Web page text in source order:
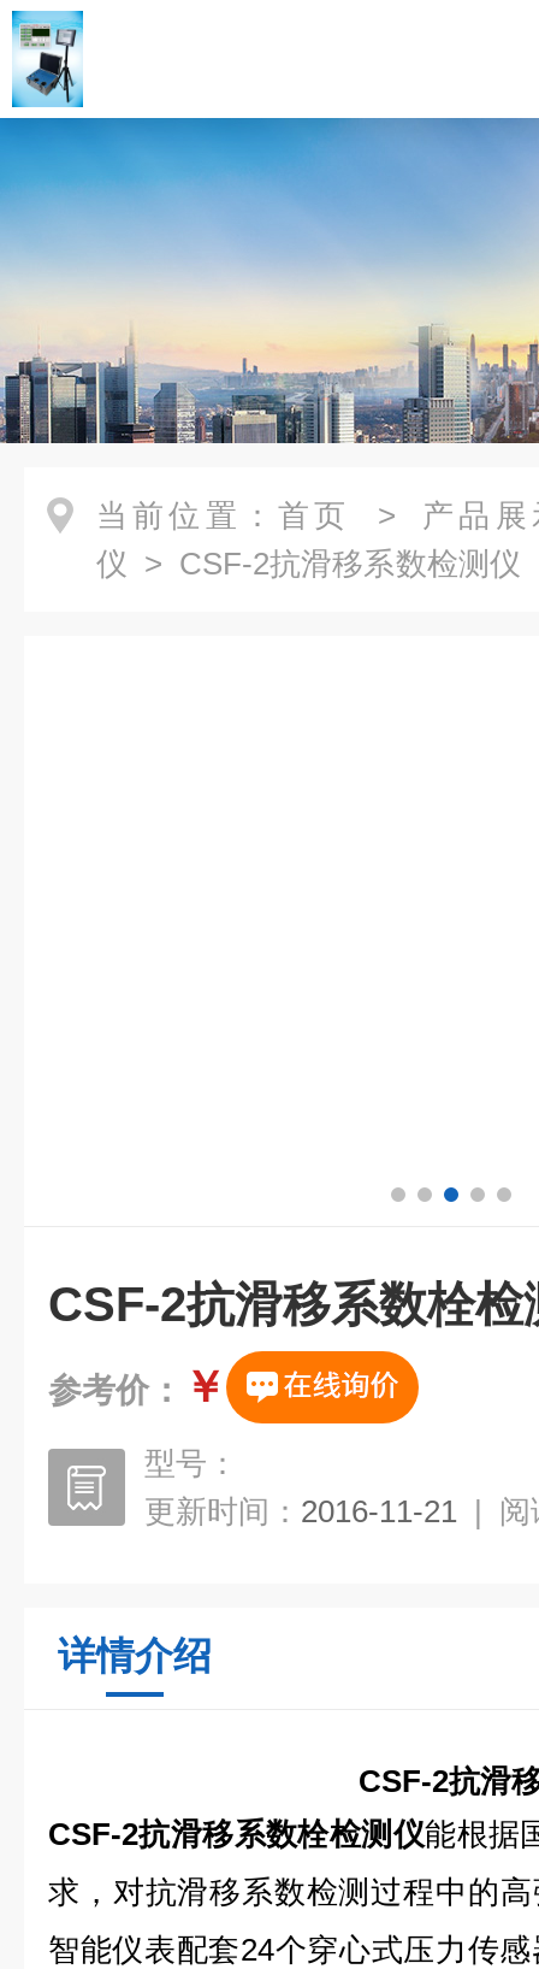
当前位置： 首页 > 产品展
仪 > CSF-2抗滑移系数检测仪
CSF-2抗滑移系数栓检
参考价： ￥
型号：
更新时间： 2016-11-21 | 阅
详情介绍
CSF-2抗滑移系
CSF-2抗滑移系数栓检测仪能根据
求，对抗滑移系数检测过程中的
智能仪表配套24个穿心式压力传